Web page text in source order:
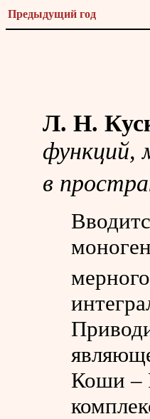
Предыдущий год
Л. Н.
функций,
в
Коши –